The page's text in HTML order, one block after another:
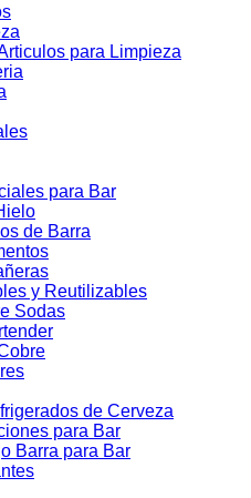
para Limpieza
para Bar
de Barra
y Reutilizables
Sodas
de Cerveza
para Bar
Barra para Bar